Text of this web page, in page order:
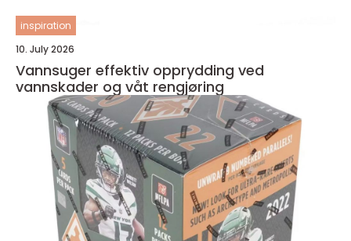
inspiration
10. July 2026
Vannsuger effektiv opprydding ved
vannskader og våt rengjøring